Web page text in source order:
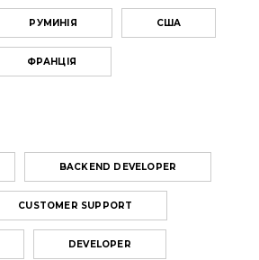
РУМИНІЯ США
ФРАНЦІЯ
BACKEND DEVELOPER
CUSTOMER SUPPORT
DEVELOPER